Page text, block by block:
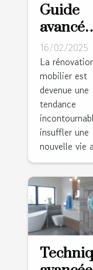
Guide
avancé
pour
peindre
meuble
pin
style
moderne
16/02/2025
La
mobilier est
devenue une
tendance
insuffler une
nouvelle vie